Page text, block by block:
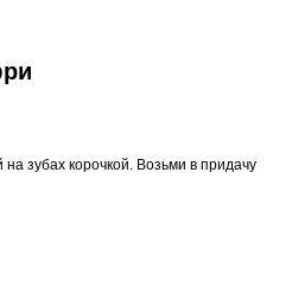
зубах корочкой. Возьми в придачу